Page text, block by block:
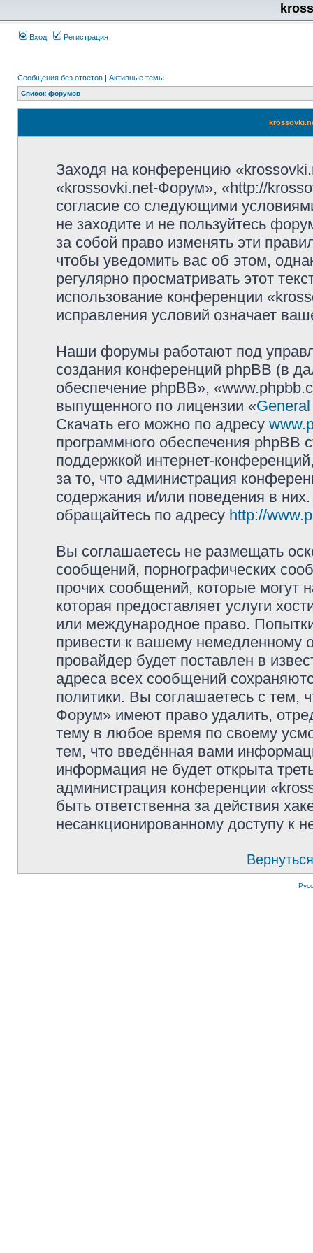
Вход Регистрация
Сообщения без ответов | Активные темы
Список форумов
Заходя на конференцию
«krossovki.net-Форум», «http://
согласие со следующими
не заходите и не пользуйтесь
за собой право изменять эти
чтобы уведомить вас об этом,
регулярно просматривать этот
использование конференции
исправления условий означает
Наши форумы работают под
создания конференций phpBB (в
обеспечение phpBB»,
выпущенного по лицензии «
Скачать его можно по адресу
программного обеспечения phpBB
поддержкой интернет-
за то, что администрация
содержания и/или поведения в
обращайтесь по адресу http://
Вы соглашаетесь не размещать
сообщений, порнографических
прочих сообщений, которые могут
которая предоставляет услуги
или международное право.
привести к вашему немедленному
провайдер будет поставлен в
адреса всех сообщений
политики. Вы соглашаетесь с тем,
Форум» имеют право удалить,
тему в любое время по своему
тем, что введённая вами
информация не будет открыта
администрация конференции
быть ответственна за действия
несанкционированному доступу к